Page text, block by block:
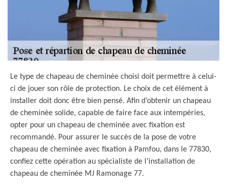
Le type de chapeau de cheminée choisi doit permettre à celui-
ci de jouer son rôle de protection. Le choix de cet élément à
installer doit donc être bien pensé. Afin d’obtenir un chapeau
de cheminée solide, capable de faire face aux intempéries,
opter pour un chapeau de cheminée avec fixation est
recommandé. Pour assurer le succès de la pose de votre
chapeau de cheminée avec fixation à Pamfou, dans le 77830,
confiez cette opération au spécialiste de l’installation de
chapeau de cheminée MJ Ramonage 77.